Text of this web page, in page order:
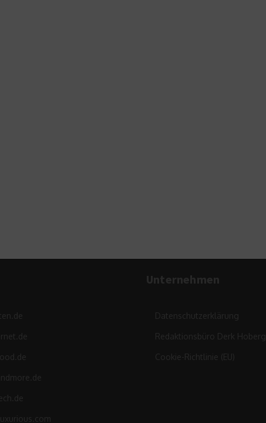
Unternehmen
Datenschutzerklärung
Redaktionsbüro Derk Hoberg
Cookie-Richtlinie (EU)